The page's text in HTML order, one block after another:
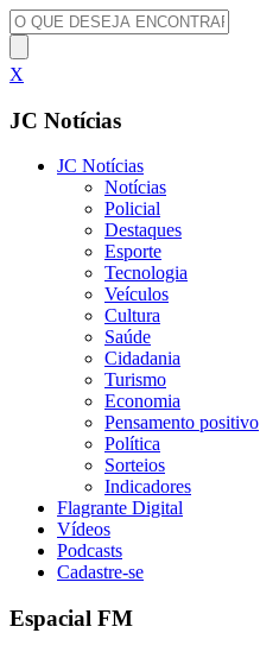
X
JC Notícias
JC Notícias
Notícias
Policial
Destaques
Esporte
Tecnologia
Veículos
Cultura
Saúde
Cidadania
Turismo
Economia
Pensamento positivo
Política
Sorteios
Indicadores
Flagrante Digital
Vídeos
Podcasts
Cadastre-se
Espacial FM